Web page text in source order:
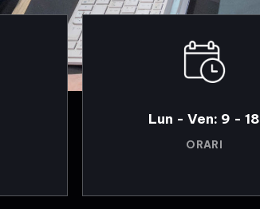
Lun - Ven: 9 - 18
ORARI